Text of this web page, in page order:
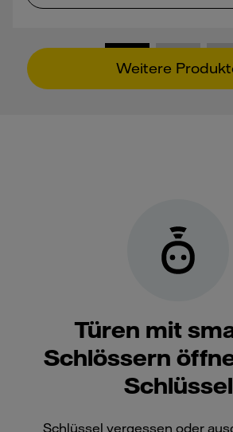
Weitere
Türen mit
Schlössern
Schlüssel
Schlüssel vergessen oder